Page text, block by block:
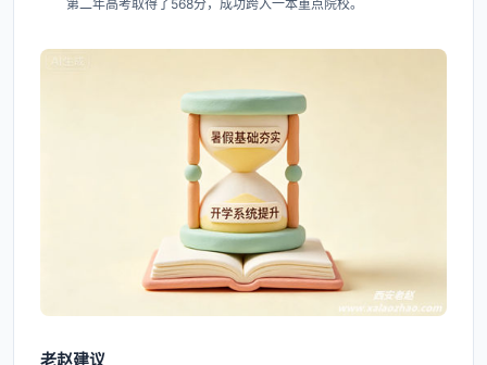
第二年高考取得了568分，成功跨入一本重点院校。
老赵建议